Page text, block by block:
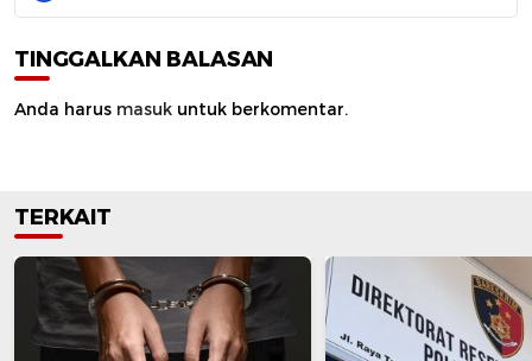
TINGGALKAN BALASAN
Anda harus masuk untuk berkomentar.
TERKAIT